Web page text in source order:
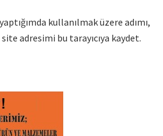
kullanılmak üzere adımı,
adresimi bu tarayıcıya kaydet.